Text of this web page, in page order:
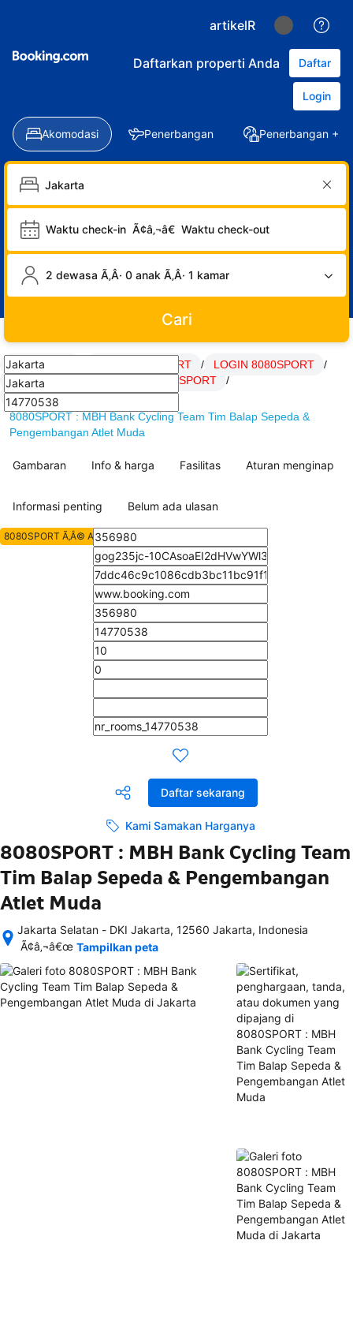
artikelR
Daftarkan properti Anda Daftar
Login
Akomodasi Penerbangan Penerbangan +
Waktu check-in Ã¢â‚¬â€ Waktu check-out
2 dewasa Ã‚Â· 0 anak Ã‚Â· 1 kamar
Cari
8080SPORT Daftar 8080SPORT / LOGIN 8080SPORT
/
Link 8080SPORT
SITUS 8080SPORT
/
artikel Hoki 8080SPORT
/
8080SPORT : MBH Bank Cycling Team Tim Balap Sepeda &
Pengembangan Atlet Muda
Gambaran Info & harga Fasilitas Aturan menginap
Informasi penting Belum ada ulasan
Daftar sekarang
Kami Samakan Harganya
8080SPORT Ã‚Â© All Rights Reserved
8080SPORT : MBH Bank Cycling Team
Tim Balap Sepeda & Pengembangan
Atlet Muda
Jakarta Selatan - DKI Jakarta, 12560 Jakarta, Indonesia
Setelah
semua
rincian
akomodasi
Ã¢â‚¬â€œ Tampilkan peta